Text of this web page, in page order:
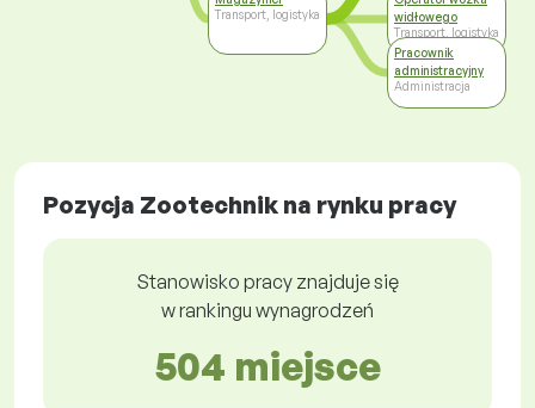
Transport, logistyka
widłowego
Transport, logistyka
Pracownik
administracyjny
Administracja
Pozycja Zootechnik na rynku pracy
Stanowisko pracy znajduje się
w rankingu wynagrodzeń
504 miejsce